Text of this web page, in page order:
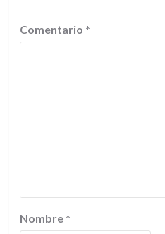
Comentario *
Nombre *